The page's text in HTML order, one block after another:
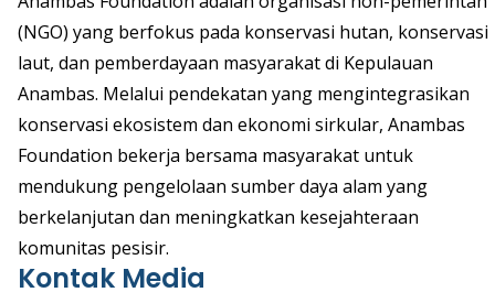
(NGO) yang berfokus pada konservasi hutan, konservasi
laut, dan pemberdayaan masyarakat di Kepulauan
Anambas. Melalui pendekatan yang mengintegrasikan
konservasi ekosistem dan ekonomi sirkular, Anambas
Foundation bekerja bersama masyarakat untuk
mendukung pengelolaan sumber daya alam yang
berkelanjutan dan meningkatkan kesejahteraan
komunitas pesisir.
Kontak Media